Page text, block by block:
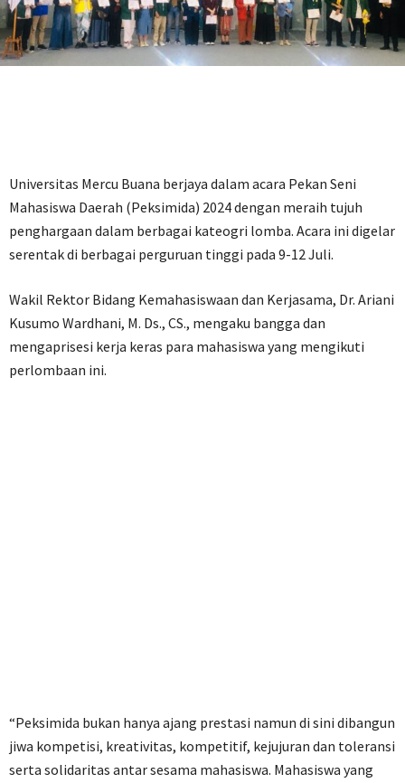
Universitas Mercu Buana berjaya dalam acara Pekan Seni
Mahasiswa Daerah (Peksimida) 2024 dengan meraih tujuh
penghargaan dalam berbagai kateogri lomba. Acara ini digelar
serentak di berbagai perguruan tinggi pada 9-12 Juli.
Wakil Rektor Bidang Kemahasiswaan dan Kerjasama, Dr. Ariani
Kusumo Wardhani, M. Ds., CS., mengaku bangga dan
mengaprisesi kerja keras para mahasiswa yang mengikuti
perlombaan ini.
“Peksimida bukan hanya ajang prestasi namun di sini dibangun
jiwa kompetisi, kreativitas, kompetitif, kejujuran dan toleransi
serta solidaritas antar sesama mahasiswa. Mahasiswa yang